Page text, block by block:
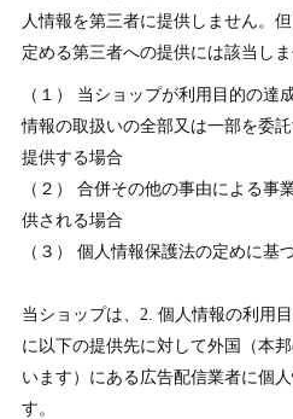
人情報を第三者に提供しません。
定める第三者への提供には該当しま
（１） 当ショップが利用目的の達
情報の取扱いの全部又は一部を委
提供する場合
（２） 合併その他の事由による事
供される場合
（３） 個人情報保護法の定めに基
当ショップは、2. 個人情報の利用
に以下の提供先に対して外国（本
います）にある広告配信業者に個
す。